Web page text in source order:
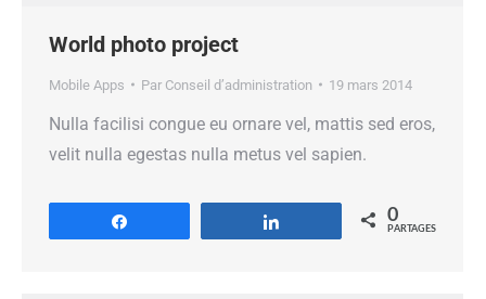
World photo project
Mobile Apps Par Conseil d’administration 19 mars 2014
Nulla facilisi congue eu ornare vel, mattis sed eros,
velit nulla egestas nulla metus vel sapien.
0
PARTAGES